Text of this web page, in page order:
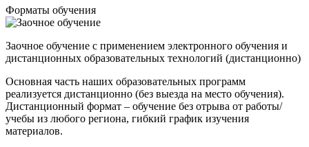
Форматы обучения
Заочное обучение с применением электронного обучения и
дистанционных образовательных технологий (дистанционно)
Основная часть наших образовательных программ
реализуется дистанционно (без выезда на место обучения).
Дистанционный формат – обучение без отрыва от работы/
учебы из любого региона, гибкий график изучения
материалов.